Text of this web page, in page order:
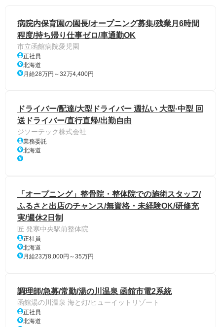
病院内保育園の園長/オープニング募集/残業月6時間
程度/持ち帰り仕事ゼロ/車通勤OK
市立函館病院愛児園
正社員
北海道
月給28万円～32万4,400円
ドライバー/配達/大型ドライバー 週払い 大型·中型 回
送ドライバー/直行直帰/出勤自由
ジソーテック株式会社
業務委託
北海道
「オープニング」整骨院・整体院での施術スタッフ/
ふるさと出店のチャンス/無資格・未経験OK/研修充
実/週休2日制
匠 発寒中央駅前整体院
正社員
北海道
月給23万8,000円～35万円
調理師/急募/常勤/湯の川温泉 函館市電2系統
函館湯の川温泉 海と灯/ヒューイットリゾート
正社員
北海道